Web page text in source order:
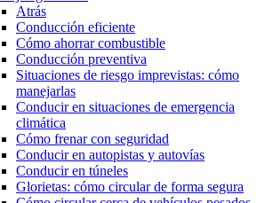
Atrás
Conducción eficiente
Cómo ahorrar combustible
Conducción preventiva
Situaciones de riesgo imprevistas: cómo
manejarlas
Conducir en situaciones de emergencia
climática
Cómo frenar con seguridad
Conducir en autopistas y autovías
Conducir en túneles
Glorietas: cómo circular de forma segura